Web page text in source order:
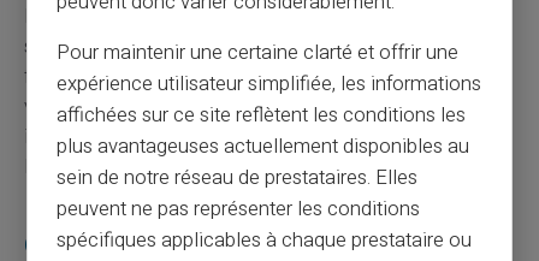
Non, toutes les cartes prépayées ne proposent pas
systématiquement le service 3D Secure. Cela dépend du
fournisseur et du type de carte. Il est donc prudent de
vérifier ce point spécifiquement si vous accordez une
importance particulière à la sécurité des paiements en
ligne.
Quelles sont les précautions à prendre lors de
Pour maintenir une certaine clarté et offrir une
expérience utilisateur simplifiée, les informations
affichées sur ce site reflètent les conditions les
plus avantageuses actuellement disponibles au
sein de notre réseau de prestataires. Elles
peuvent ne pas représenter les conditions
spécifiques applicables à chaque prestataire ou